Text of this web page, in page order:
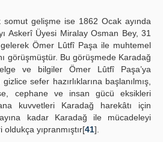
somut gelişme ise 1862 Ocak ayında
Askerî Üyesi Miralay Osman Bey, 31
gelerek Ömer Lûtfî Paşa ile muhtemel
görüşmüştür. Bu görüşmede Karadağ
ve bilgiler Ömer Lûtfî Paşa’ya
sefer hazırlıklarına başlanılmış,
cephane ve insan gücü eksikleri
kuvvetleri Karadağ harekâtı için
kadar Karadağ ile mücadeleyi
yıpranmıştır[41].